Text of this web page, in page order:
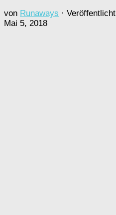
von Runaways · Veröffentlicht
Mai 5, 2018